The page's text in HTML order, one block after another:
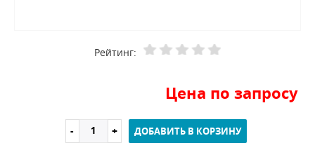
Рейтинг:
Цена по запросу
ДОБАВИТЬ В КОРЗИНУ